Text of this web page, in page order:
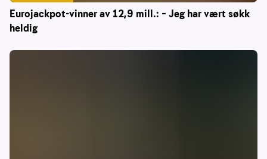
Eurojackpot-vinner av 12,9 mill.: – Jeg har vært søkk
heldig